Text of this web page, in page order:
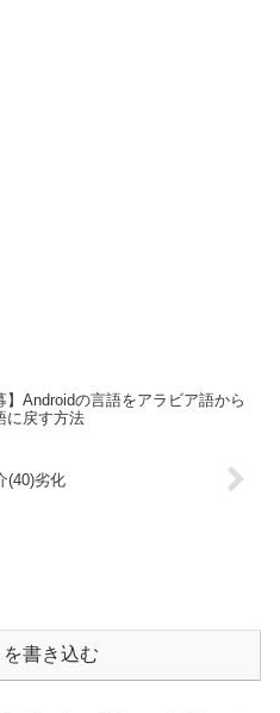
】Androidの言語をアラビア語から
に戻す方法
(40)劣化
書き込む